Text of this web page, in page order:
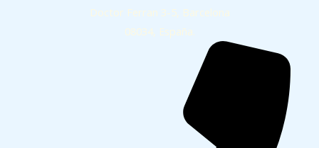
Doctor Ferran 3-5, Barcelona
08034, España.